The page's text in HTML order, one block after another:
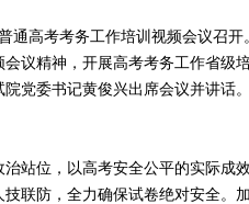
高考考务工作培训视频会议召开
议精神，开展高考考务工作省级
党委书记黄俊兴出席会议并讲话
位，以高考安全公平的实际成
联防，全力确保试卷绝对安全。